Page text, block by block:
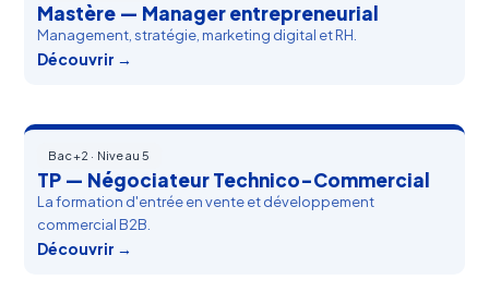
Mastère — Manager entrepreneurial
Management, stratégie, marketing digital et RH.
Découvrir →
Bac+2 · Niveau 5
TP — Négociateur Technico-Commercial
La formation d'entrée en vente et développement
commercial B2B.
Découvrir →